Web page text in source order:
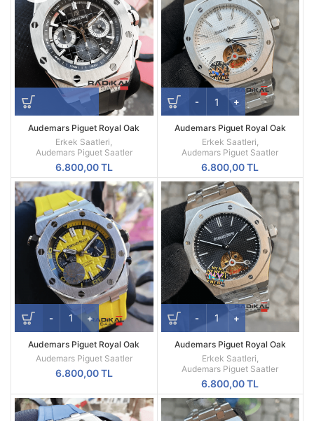
Audemars Piguet Royal Oak
Offshore New Model Siyah Kadran
Replika Erkek Kol Saati
Erkek Saatleri,
Audemars Piguet Saatler
6.800,00TL
Audemars Piguet Royal Oak
Beyaz Kadran 44mm Türbillon
Replika Erkek Kol Saati
Erkek Saatleri,
Audemars Piguet Saatler
6.800,00TL
Audemars Piguet Royal Oak
Offshore Diver Kronograf
Audemars Piguet Saatler
6.800,00TL
Audemars Piguet Royal Oak
Türbillon 44 mm Replika Erkek Kol
Saati
Erkek Saatleri
Audemars Piguet Saatler
6.800,00TL